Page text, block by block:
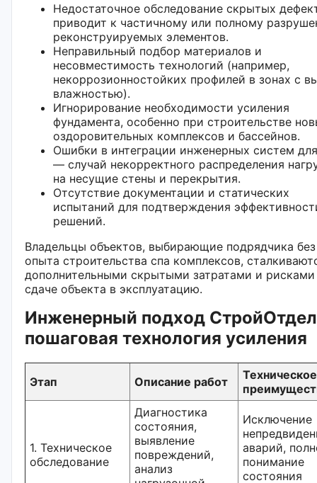
Недостаточное обследование скрытых
приводит к частичному или полному
реконструируемых элементов.
Неправильный подбор материалов и
несовместимость технологий (например,
некоррозионностойких профилей в зонах с
влажностью).
Игнорирование необходимости усиления
фундамента, особенно при строительстве
оздоровительных комплексов и бассейнов.
Ошибки в интеграции инженерных систем
— случай некорректного распределения
на несущие стены и перекрытия.
Отсутствие документации и статических
испытаний для подтверждения
решений.
Владельцы объектов, выбирающие подрядчика без
опыта строительства спа комплексов,
дополнительными скрытыми затратами и
сдаче объекта в эксплуатацию.
Инженерный подход
пошаговая технология усиления
Этап Описание работ
Техническое
1. Техническое
обследование
Диагностика
состояния,
выявление
повреждений,
анализ
Исключение
аварий,
понимание
состояния